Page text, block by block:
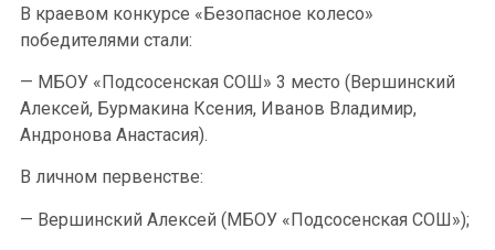
В краевом конкурсе «Безопасное колесо»
победителями стали:
— МБОУ «Подсосенская СОШ» 3 место (Вершинский
Алексей, Бурмакина Ксения, Иванов Владимир,
Андронова Анастасия).
В личном первенстве:
— Вершинский Алексей (МБОУ «Подсосенская СОШ»);